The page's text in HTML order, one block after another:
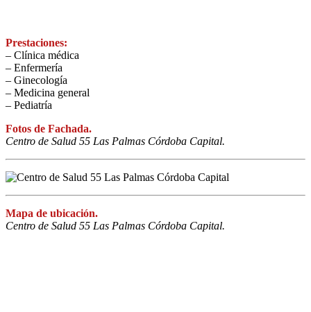
Prestaciones:
– Clínica médica
– Enfermería
– Ginecología
– Medicina general
– Pediatría
Fotos de Fachada.
Centro de Salud 55 Las Palmas Córdoba Capital.
Mapa de ubicación.
Centro de Salud 55 Las Palmas Córdoba Capital.